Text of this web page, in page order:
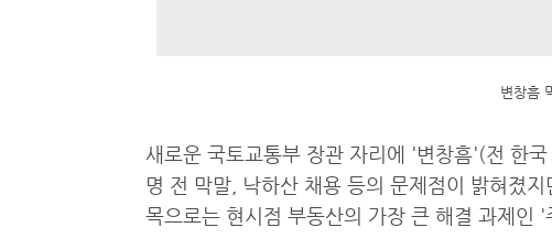
변창흠
새로운 국토교통부 장관 자리에 '변창흠'(전 한
명 전 막말, 낙하산 채용 등의 문제점이 밝혀졌
목으로는 현시점 부동산의 가장 큰 해결 과제인